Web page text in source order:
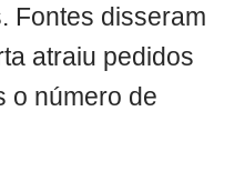
Fontes disseram
atraiu pedidos
o número de